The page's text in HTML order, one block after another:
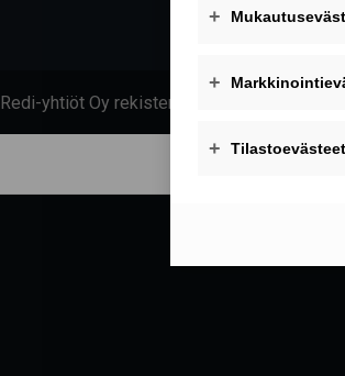
Redi-yhtiöt Oy rekisteriseloste